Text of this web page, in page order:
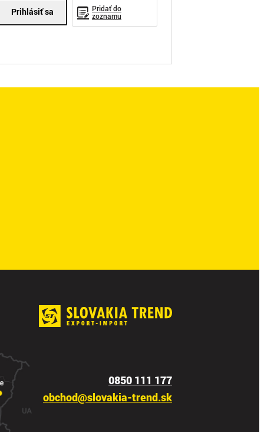
Prihlásiť sa
Pridať do
zoznamu
0850 111 177
obchod@slovakia-trend.sk